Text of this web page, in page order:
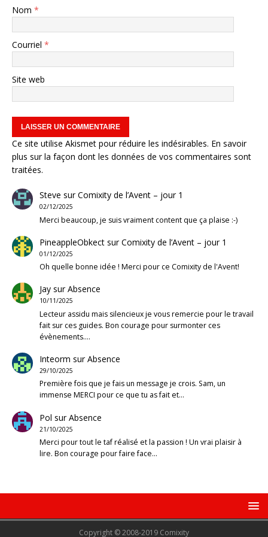
Nom *
Courriel *
Site web
Ce site utilise Akismet pour réduire les indésirables. En savoir
plus sur la façon dont les données de vos commentaires sont
traitées.
Steve surComixity de l’Avent – jour 1
02/12/2025
Merci beaucoup, je suis vraiment content que ça plaise :-)
PineappleObkectsurComixity de l’Avent – jour 1
01/12/2025
Oh quelle bonne idée ! Merci pour ce Comixity de l'Avent!
JaysurAbsence
10/11/2025
Lecteur assidu mais silencieux je vous remercie pour le travail
fait sur ces guides. Bon courage pour surmonter ces
évènements.…
Inteorm surAbsence
29/10/2025
Première fois que je fais un message je crois. Sam, un
immense MERCI pour ce que tu as fait et…
Pol surAbsence
21/10/2025
Merci pour tout le taf réalisé et la passion ! Un vrai plaisir à
lire. Bon courage pour faire face…
Copyright © 2008-2019 Comixity